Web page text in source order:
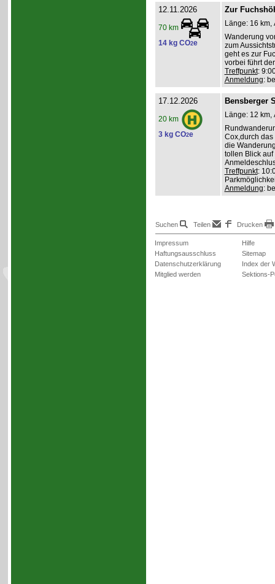
12.11.2026
70 km
14 kg CO2e
Zur
Länge: 16 km,
Wanderung
zum
geht es zur
vorbei führt
Treffpunkt:
Anmeldung:
17.12.2026
20 km
3 kg CO2e
Bensberger
Länge: 12 km,
Cox,durch
die
tollen Blick
Treffpunkt:
Anmeldung:
Suchen Teilen Drucken
Impressum
Haftungsausschluss
Datenschutzerklärung
Mitglied werden
Hilfe
Sitemap
Index der
Sektions-